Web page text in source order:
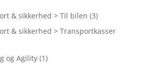
& sikkerhed > Til bilen (3)
& sikkerhed > Transportkasser
og Agility (1)